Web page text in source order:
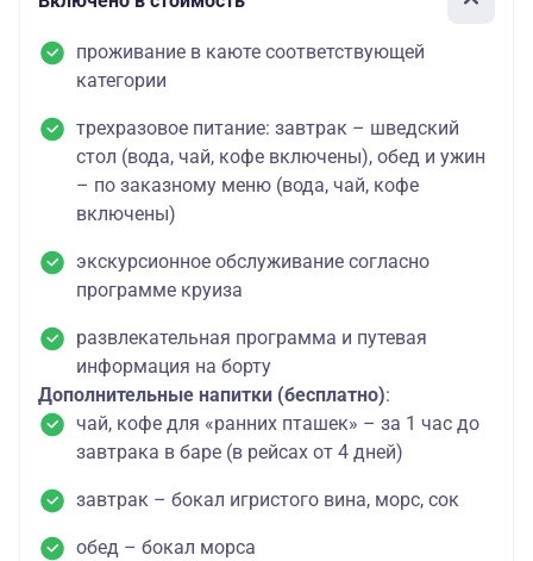
проживание в каюте соответствующей
категории
трехразовое питание: завтрак – шведский
стол (вода, чай, кофе включены), обед и ужин
– по заказному меню (вода, чай, кофе
включены)
экскурсионное обслуживание согласно
программе круиза
развлекательная программа и путевая
информация на борту
Дополнительные напитки (бесплатно):
чай, кофе для «ранних пташек» – за 1 час до
завтрака в баре (в рейсах от 4 дней)
завтрак – бокал игристого вина, морс, сок
обед – бокал морса